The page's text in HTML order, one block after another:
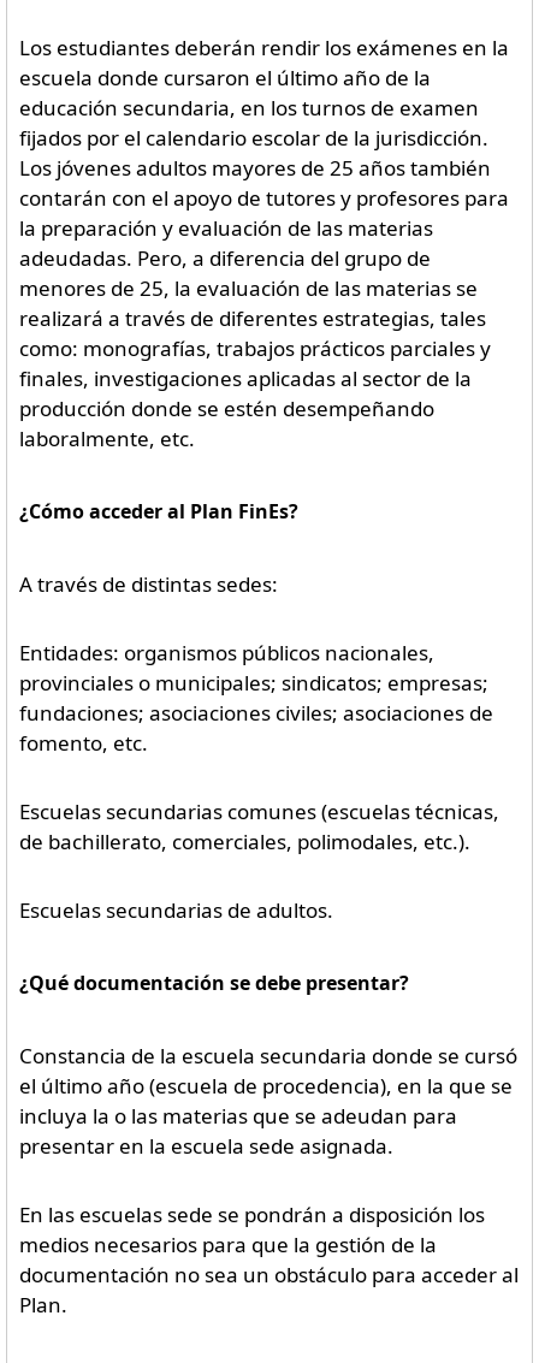
Los estudiantes deberán rendir los exámenes en la
escuela donde cursaron el último año de la
educación secundaria, en los turnos de examen
fijados por el calendario escolar de la jurisdicción.
Los jóvenes adultos mayores de 25 años también
contarán con el apoyo de tutores y profesores para
la preparación y evaluación de las materias
adeudadas. Pero, a diferencia del grupo de
menores de 25, la evaluación de las materias se
realizará a través de diferentes estrategias, tales
como: monografías, trabajos prácticos parciales y
finales, investigaciones aplicadas al sector de la
producción donde se estén desempeñando
laboralmente, etc.
¿Cómo acceder al Plan FinEs?
A través de distintas sedes:
Entidades: organismos públicos nacionales,
provinciales o municipales; sindicatos; empresas;
fundaciones; asociaciones civiles; asociaciones de
fomento, etc.
Escuelas secundarias comunes (escuelas técnicas,
de bachillerato, comerciales, polimodales, etc.).
Escuelas secundarias de adultos.
¿Qué documentación se debe presentar?
Constancia de la escuela secundaria donde se cursó
el último año (escuela de procedencia), en la que se
incluya la o las materias que se adeudan para
presentar en la escuela sede asignada.
En las escuelas sede se pondrán a disposición los
medios necesarios para que la gestión de la
documentación no sea un obstáculo para acceder al
Plan.